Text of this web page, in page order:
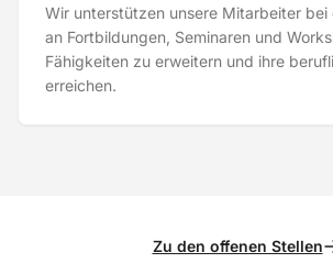
Wir unterstützen unsere Mitarbeiter bei
an Fortbildungen, Seminaren und
Fähigkeiten zu erweitern und ihre
erreichen.
Zu den offenen Stellen